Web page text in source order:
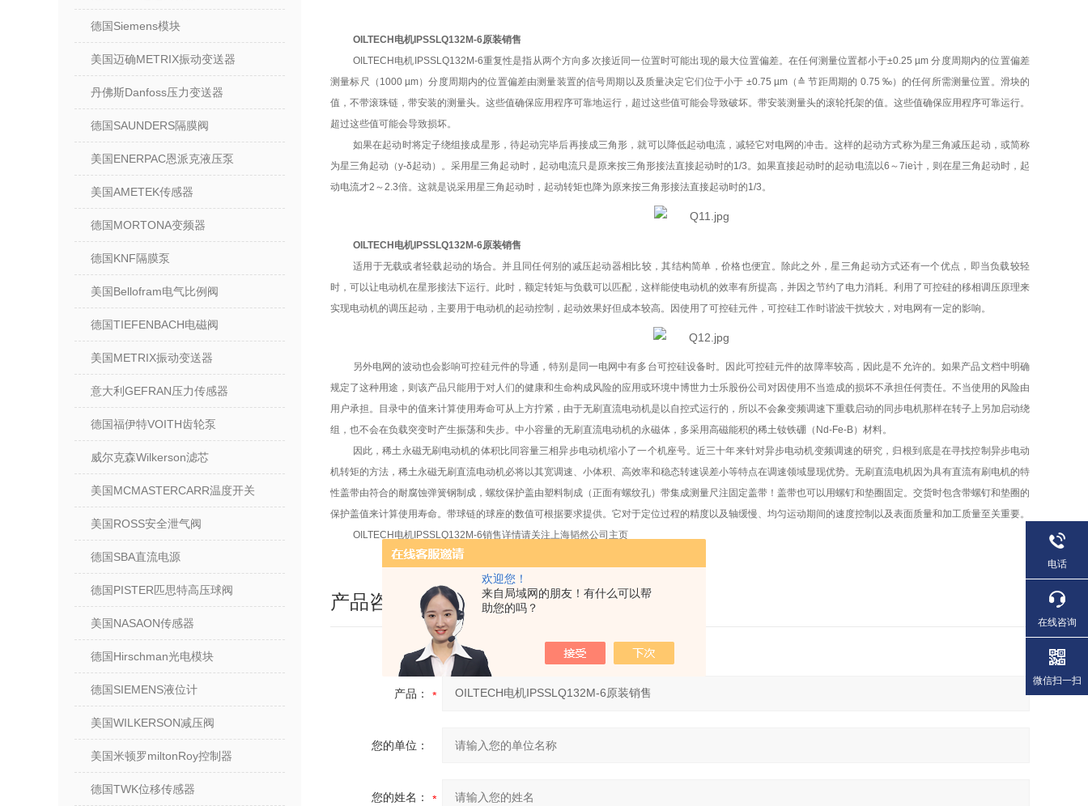
欢迎您！
来自局域网的朋友！有什么可以帮
助您的吗？
德国Siemens模块
美国迈确METRIX振动变送器
丹佛斯Danfoss压力变送器
德国SAUNDERS隔膜阀
美国ENERPAC恩派克液压泵
美国AMETEK传感器
德国MORTONA变频器
德国KNF隔膜泵
美国Bellofram电气比例阀
德国TIEFENBACH电磁阀
美国METRIX振动变送器
意大利GEFRAN压力传感器
德国福伊特VOITH齿轮泵
威尔克森Wilkerson滤芯
美国MCMASTERCARR温度开关
美国ROSS安全泄气阀
德国SBA直流电源
德国PISTER匹思特高压球阀
美国NASAON传感器
德国Hirschman光电模块
德国SIEMENS液位计
美国WILKERSON减压阀
美国米顿罗miltonRoy控制器
德国TWK位移传感器
OILTECH电机IPSSLQ132M-6原装销售
OILTECH电机IPSSLQ132M-6重复性是指从两个方向多次接近同一位置时可能出现的最大位置偏差。在任何测量位置都小于±0.25 µm 分度周期内的位置偏差
测量标尺（1000 µm）分度周期内的位置偏差由测量装置的信号周期以及质量决定它们位于小于 ±0.75 µm（≙ 节距周期的 0.75 ‰）的任何所需测量位置。滑块的
值，不带滚珠链，带安装的测量头。这些值确保应用程序可靠地运行，超过这些值可能会导致破坏。带安装测量头的滚轮托架的值。这些值确保应用程序可靠运行。
超过这些值可能会导致损坏。
如果在起动时将定子绕组接成星形，待起动完毕后再接成三角形，就可以降低起动电流，减轻它对电网的冲击。这样的起动方式称为星三角减压起动，或简称
为星三角起动（y-δ起动）。采用星三角起动时，起动电流只是原来按三角形接法直接起动时的1/3。如果直接起动时的起动电流以6～7ie计，则在星三角起动时，起
动电流才2～2.3倍。这就是说采用星三角起动时，起动转矩也降为原来按三角形接法直接起动时的1/3。
OILTECH电机IPSSLQ132M-6原装销售
适用于无载或者轻载起动的场合。并且同任何别的减压起动器相比较，其结构简单，价格也便宜。除此之外，星三角起动方式还有一个优点，即当负载较轻
时，可以让电动机在星形接法下运行。此时，额定转矩与负载可以匹配，这样能使电动机的效率有所提高，并因之节约了电力消耗。利用了可控硅的移相调压原理来
实现电动机的调压起动，主要用于电动机的起动控制，起动效果好但成本较高。因使用了可控硅元件，可控硅工作时谐波干扰较大，对电网有一定的影响。
另外电网的波动也会影响可控硅元件的导通，特别是同一电网中有多台可控硅设备时。因此可控硅元件的故障率较高，因此是不允许的。如果产品文档中明确
规定了这种用途，则该产品只能用于对人们的健康和生命构成风险的应用或环境中博世力士乐股份公司对因使用不当造成的损坏不承担任何责任。不当使用的风险由
用户承担。目录中的值来计算使用寿命可从上方拧紧，由于无刷直流电动机是以自控式运行的，所以不会象变频调速下重载启动的同步电机那样在转子上另加启动绕
组，也不会在负载突变时产生振荡和失步。中小容量的无刷直流电动机的永磁体，多采用高磁能积的稀土钕铁硼（Nd-Fe-B）材料。
因此，稀土永磁无刷电动机的体积比同容量三相异步电动机缩小了一个机座号。近三十年来针对异步电动机变频调速的研究，归根到底是在寻找控制异步电动
机转矩的方法，稀土永磁无刷直流电动机必将以其宽调速、小体积、高效率和稳态转速误差小等特点在调速领域显现优势。无刷直流电机因为具有直流有刷电机的特
性盖带由符合的耐腐蚀弹簧钢制成，螺纹保护盖由塑料制成（正面有螺纹孔）带集成测量尺注固定盖带！盖带也可以用螺钉和垫圈固定。交货时包含带螺钉和垫圈的
保护盖值来计算使用寿命。带球链的球座的数值可根据要求提供。它对于定位过程的精度以及轴缓慢、均匀运动期间的速度控制以及表面质量和加工质量至关重要。
OILTECH电机IPSSLQ132M-6销售详情请关注上海韬然公司主页
产品咨询
产品：
您的单位：
您的姓名：
电话
在线咨询
微信扫一扫